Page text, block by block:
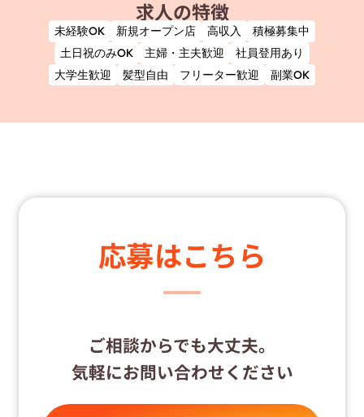
求人の特徴
未経験OK 新規オープン店 高収入
積極募集中
土日祝のみOK
主婦・主夫歓迎
社員登用あり
大学生歓迎
髪型自由 フリーター歓迎 副業OK
応募はこちら
ご相談からでも大丈夫。
気軽にお問い合わせください